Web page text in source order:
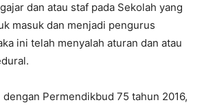
dan atau staf pada Sekolah yang
masuk dan menjadi pengurus
ini telah menyalah aturan dan atau
dengan Permendikbud 75 tahun 2016,